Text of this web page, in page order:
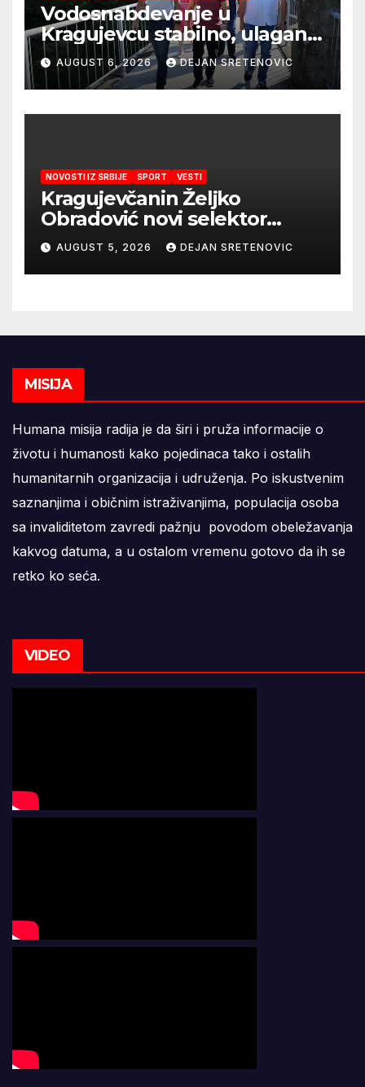
Vodosnabdevanje u
Kragujevcu stabilno, ulaganja
obezbedila sigurnije
snabdevanje
AUGUST 6, 2026 DEJAN SRETENOVIC
NOVOSTI IZ SRBIJE SPORT VESTI
Kragujevčanin Željko
Obradović novi selektor
Atletske reprezentacije Srbije
AUGUST 5, 2026 DEJAN SRETENOVIC
MISIJA
Humana misija radija je da širi i pruža informacije o
životu i humanosti kako pojedinaca tako i ostalih
humanitarnih organizacija i udruženja. Po iskustvenim
saznanjima i običnim istraživanjima, populacija osoba
sa invaliditetom zavredi pažnju povodom obeležavanja
kakvog datuma, a u ostalom vremenu gotovo da ih se
retko ko seća.
VIDEO